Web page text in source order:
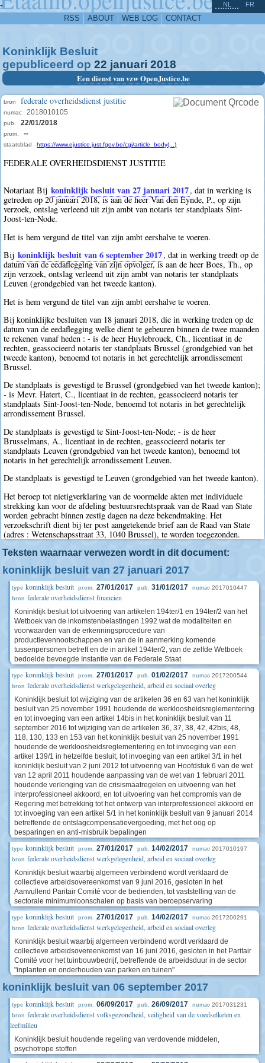
-
RSS ABOUT WEB LOG CONTACT
NL FR
Koninklijk Besluit
gepubliceerd op 22 januari 2018
Een dienst van vzw OpenJustice.be
bron federale overheidsdienst justitie
numac 2018010105
pub. 22/01/2018
prom. --
staatsblad https://www.ejustice.just.fgov.be/cgi/article_body(...)
FEDERALE OVERHEIDSDIENST JUSTITIE
Notariaat Bij koninklijk besluit van 27 januari 2017, dat in werking is
getreden op 20 januari 2018, is aan de heer Van den Eynde, P., op zijn
verzoek, ontslag verleend uit zijn ambt van notaris ter standplaats Sint-
Joost-ten-Node.
Het is hem vergund de titel van zijn ambt eershalve te voeren.
Bij koninklijk besluit van 6 september 2017, dat in werking treedt op de
datum van de eedaflegging van zijn opvolger, is aan de heer Boes, Th., op
zijn verzoek, ontslag verleend uit zijn ambt van notaris ter standplaats
Leuven (grondgebied van het tweede kanton).
Het is hem vergund de titel van zijn ambt eershalve te voeren.
Bij koninklijke besluiten van 18 januari 2018, die in werking treden op de
datum van de eedaflegging welke dient te gebeuren binnen de twee maanden
te rekenen vanaf heden : - is de heer Huylebrouck, Ch., licentiaat in de
rechten, geassocieerd notaris ter standplaats Brussel (grondgebied van het
tweede kanton), benoemd tot notaris in het gerechtelijk arrondissement
Brussel.
De standplaats is gevestigd te Brussel (grondgebied van het tweede kanton);
- is Mevr. Hatert, C., licentiaat in de rechten, geassocieerd notaris ter
standplaats Sint-Joost-ten-Node, benoemd tot notaris in het gerechtelijk
arrondissement Brussel.
De standplaats is gevestigd te Sint-Joost-ten-Node; - is de heer
Brusselmans, A., licentiaat in de rechten, geassocieerd notaris ter
standplaats Leuven (grondgebied van het tweede kanton), benoemd tot
notaris in het gerechtelijk arrondissement Leuven.
De standplaats is gevestigd te Leuven (grondgebied van het tweede kanton).
Het beroep tot nietigverklaring van de voormelde akten met individuele
strekking kan voor de afdeling bestuursrechtspraak van de Raad van State
worden gebracht binnen zestig dagen na deze bekendmaking. Het
verzoekschrift dient bij ter post aangetekende brief aan de Raad van State
(adres : Wetenschapsstraat 33, 1040 Brussel), te worden toegezonden.
Teksten waarnaar verwezen wordt in dit document:
koninklijk besluit van 27 januari 2017
type koninklijk besluit prom. 27/01/2017 pub. 31/01/2017 numac 2017010447
bron federale overheidsdienst financien
Koninklijk besluit tot uitvoering van artikelen 194ter/1 en 194ter/2 van het
Wetboek van de inkomstenbelastingen 1992 wat de modaliteiten en
voorwaarden van de erkenningsprocedure van
productievennootschappen en van de in aanmerking komende
tussenpersonen betreft en de in artikel 194ter/2, van de zelfde Wetboek
bedoelde bevoegde Instantie van de Federale Staat
type koninklijk besluit prom. 27/01/2017 pub. 01/02/2017 numac 2017200544
bron federale overheidsdienst werkgelegenheid, arbeid en sociaal overleg
Koninklijk besluit tot wijziging van de artikelen 36 en 63 van het koninklijk
besluit van 25 november 1991 houdende de werkloosheidsreglementering
en tot invoeging van een artikel 14bis in het koninklijk besluit van 11
september 2016 tot wijziging van de artikelen 36, 37, 38, 42, 42bis, 48,
118, 130, 133 en 153 van het koninklijk besluit van 25 november 1991
houdende de werkloosheidsreglementering en tot invoeging van een
artikel 139/1 in hetzelfde besluit, tot invoeging van een artikel 3/1 in het
koninklijk besluit van 2 juni 2012 tot uitvoering van Hoofdstuk 6 van de wet
van 12 april 2011 houdende aanpassing van de wet van 1 februari 2011
houdende verlenging van de crisismaatregelen en uitvoering van het
interprofessioneel akkoord, en tot uitvoering van het compromis van de
Regering met betrekking tot het ontwerp van interprofessioneel akkoord en
tot invoeging van een artikel 5/1 in het koninklijk besluit van 9 januari 2014
betreffende de ontslagcompensatievergoeding, met het oog op
besparingen en anti-misbruik bepalingen
type koninklijk besluit prom. 27/01/2017 pub. 14/02/2017 numac 2017010197
bron federale overheidsdienst werkgelegenheid, arbeid en sociaal overleg
Koninklijk besluit waarbij algemeen verbindend wordt verklaard de
collectieve arbeidsovereenkomst van 9 juni 2016, gesloten in het
Aanvullend Paritair Comité voor de bedienden, tot vaststelling van de
sectorale minimumloonschalen op basis van beroepservaring
type koninklijk besluit prom. 27/01/2017 pub. 14/02/2017 numac 2017200291
bron federale overheidsdienst werkgelegenheid, arbeid en sociaal overleg
Koninklijk besluit waarbij algemeen verbindend wordt verklaard de
collectieve arbeidsovereenkomst van 16 juni 2016, gesloten in het Paritair
Comité voor het tuinbouwbedrijf, betreffende de arbeidsduur in de sector
"inplanten en onderhouden van parken en tuinen"
koninklijk besluit van 06 september 2017
type koninklijk besluit prom. 06/09/2017 pub. 26/09/2017 numac 2017031231
bron federale overheidsdienst volksgezondheid, veiligheid van de voedselketen en
leefmilieu
Koninklijk besluit houdende regeling van verdovende middelen,
psychotrope stoffen
^